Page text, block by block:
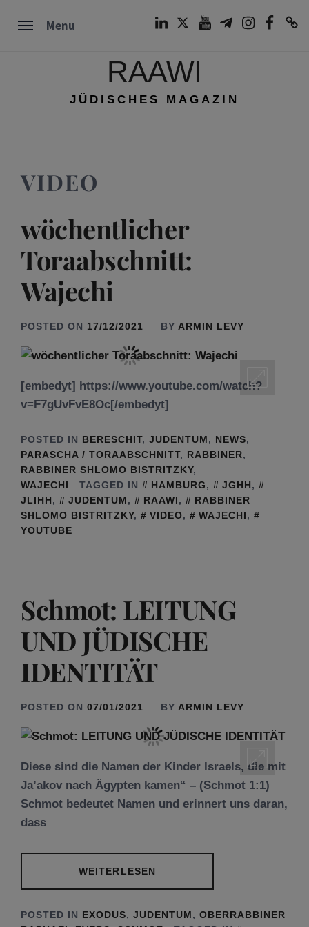
Menu
RAAWI
JÜDISCHES MAGAZIN
VIDEO
wöchentlicher
Toraabschnitt:
Wajechi
POSTED ON 17/12/2021 BY ARMIN LEVY
[embedyt] https://www.youtube.com/watch?
v=F7gUvFvE8Oc[/embedyt]
POSTED IN BERESCHIT, JUDENTUM, NEWS,
PARASCHA / TORAABSCHNITT, RABBINER,
RABBINER SHLOMO BISTRITZKY,
WAJECHI
TAGGED IN HAMBURG, JGHH,
JLIHH, JUDENTUM, RAAWI,
RABBINER
SHLOMO BISTRITZKY, VIDEO, WAJECHI,
YOUTUBE
Schmot: LEITUNG
UND JÜDISCHE
IDENTITÄT
POSTED ON 07/01/2021 BY ARMIN LEVY
Diese sind die Namen der Kinder Israels, die mit
Ja’akov nach Ägypten kamen“ – (Schmot 1:1)
Schmot bedeutet Namen und erinnert uns daran,
dass
WEITERLESEN
POSTED IN EXODUS, JUDENTUM, OBERRABBINER